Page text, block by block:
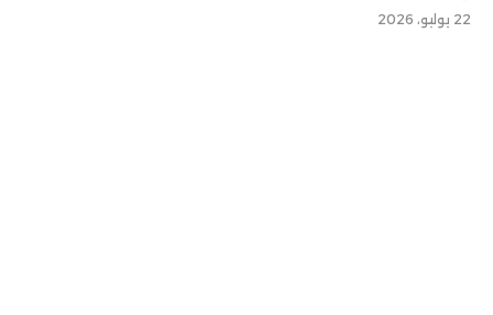
22 يوليو، 2026